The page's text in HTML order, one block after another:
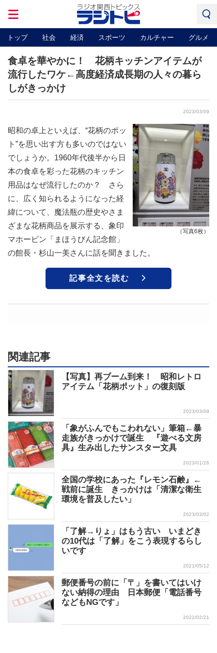
トップ 社会 経済 スポーツ カルチャー グルメ
食卓を華やかに！ 花柄キッチンアイテムが
流行したワケ←高度経済成長期の人々の暮ら
しがきっかけ
2023/03/09
（写真6枚）
昭和の卓上といえば、“花柄のポッ
ト”を思い出す方も多いのではない
でしょうか。1960年代後半から日
本の食卓を彩った花柄のキッチン
用品はなぜ流行したのか？ さら
に、広く知られるようになった経
緯について、魔法瓶の歴史やさま
ざまな花柄商品を展示する、象印
マホービン「まほうびん記念館」
の館長・杉山一美さんに話を聞きました。
記事全文を読む
関連記事
【写真】再ブーム到来！ 昭和レトロ
アイテム「花柄ポット」の復刻版
2023/03/09
「象がふんでもこわれない」筆箱←暴
走族がきっかけで誕生 『遊べる文房
具』生み出したサンスター文具
2023/01/26
全国の学校にあった『レモン石鹸』←
戦前に誕生 きっかけは「清潔な衛生
環境を普及したい」
2023/03/02
「了解→りょ」はもう古い いまどき
の10代は「了解」をこう表現するらし
いです
2021/05/12
郵便番号の前に「〒」を書いてはいけ
ない納得の理由 日本郵便「電話番号
などもNGです」
2022/02/21